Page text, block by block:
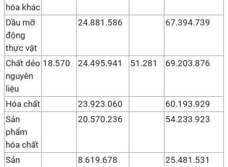
hóa khác
Dầu mỡ
động
thực vật
24.881.586 67.394.739
Chất dẻo
nguyên
liệu
18.570 24.495.941 51.281 69.203.876
Hóa chất 23.923.060
60.193.929
Sản
phẩm
hóa chất
20.570.236 54.233.923
Sản
8.619.678 25.481.531